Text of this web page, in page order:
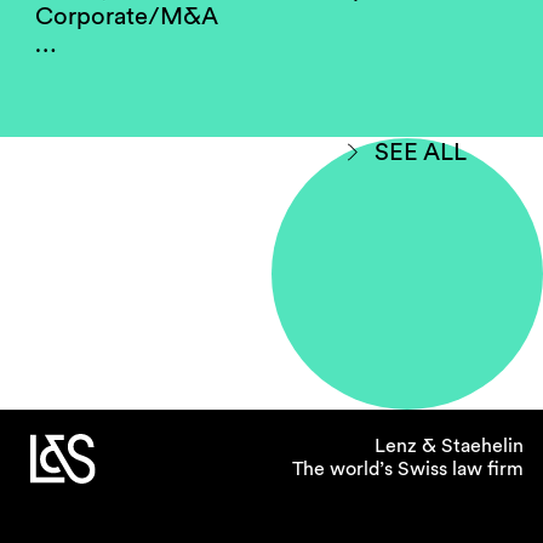
und man auch ins Büro eines Partners
“spazieren” darf, um beispielsweise nach einer
bezeichnet sich als “The
World’s Swiss law firm”.
Sie selbst haben in den
USA gearbeitet und einen
LL.M. absolviert. Wie
Lenz & Staehelin
internationale Karrieren?
Fast alle unsere Mitarbeitenden verbringen eine
Corporate/M&A
…
SEE ALL
Lenz & Staehelin
The world’s Swiss law firm